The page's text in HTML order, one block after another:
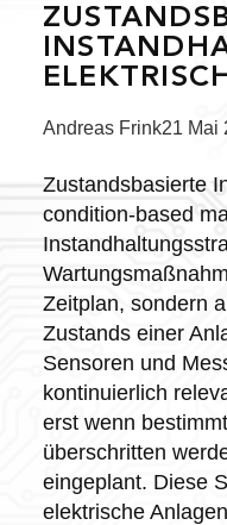
Posted
Andreas Frink21 Mai
Zustandsbasierte
condition-based
Zeitplan, sondern
Zustands einer
Sensoren und
kontinuierlich
erst wenn
überschritten
eingeplant. Diese
elektrische